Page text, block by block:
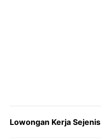
Lowongan Kerja Sejenis